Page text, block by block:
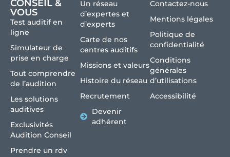
CONSEIL &
VOUS
Test auditif en
ligne
Simulateur de
prise en charge
Tout comprendre
de l’audition
Les solutions
auditives
Exclusivités
Audition Conseil
Prendre un rdv
Un réseau
d’expertes et
d’experts
Carte de nos
centres auditifs
Missions et valeurs
Histoire du réseau
Recrutement
Devenir
adhérent
Contactez-nous
Mentions légales
Politique de
confidentialité
Conditions
générales
d’utilisations
Accessibilité